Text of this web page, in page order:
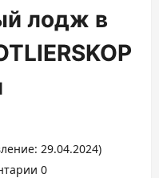
лодж в
29.04.2024)
0